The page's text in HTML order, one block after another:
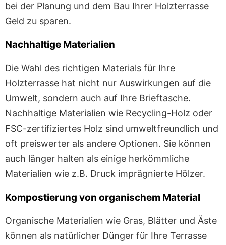
bei der Planung und dem Bau Ihrer Holzterrasse
Geld zu sparen.
Nachhaltige Materialien
Die Wahl des richtigen Materials für Ihre
Holzterrasse hat nicht nur Auswirkungen auf die
Umwelt, sondern auch auf Ihre Brieftasche.
Nachhaltige Materialien wie Recycling-Holz oder
FSC-zertifiziertes Holz sind umweltfreundlich und
oft preiswerter als andere Optionen. Sie können
auch länger halten als einige herkömmliche
Materialien wie z.B. Druck imprägnierte Hölzer.
Kompostierung von organischem Material
Organische Materialien wie Gras, Blätter und Äste
können als natürlicher Dünger für Ihre Terrasse